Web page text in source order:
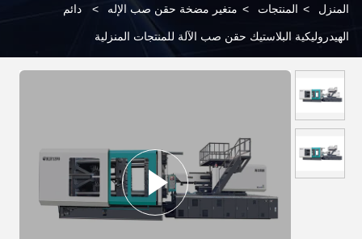
المنزل > المنتجات > متغير مضخة حقن صب الإله > دائم
الهيدروليكية البلاستيك حقن صب الآلة للمنتجات المنزلية